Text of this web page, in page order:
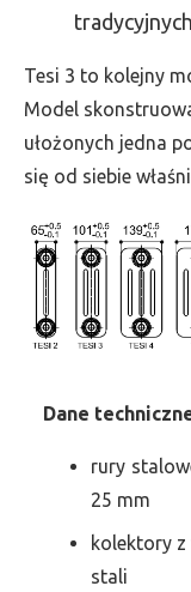
-
Tesi 3 to kolejny
Model
ułożonych jedna
się od siebie
Dane t
rury
25 mm
kolektory z
stali